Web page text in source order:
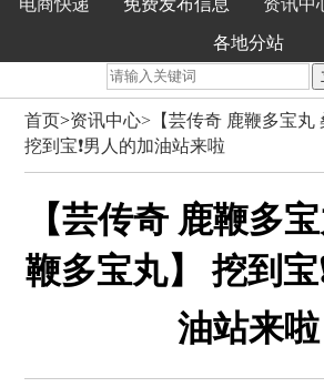
电商快递 免费发布信息 资讯中
各地分站
首页>资讯中心> 【芸传奇 鹿鞭多宝丸
挖到宝❗️男人的加油站来啦
【芸传奇 鹿鞭多
鞭多宝丸】 挖到宝
油站来啦